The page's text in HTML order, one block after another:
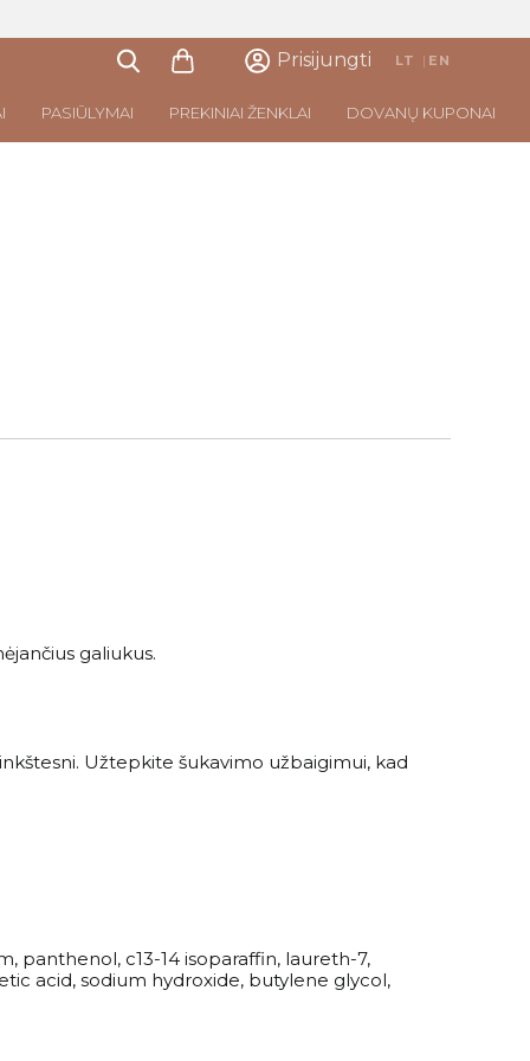
Prisijungti LT | EN
PASIŪLYMAI PREKINIAI ŽENKLAI DOVANŲ KUPONAI
galiukus.
Užtepkite šukavimo užbaigimui, kad
panthenol, c13-14 isoparaffin, laureth-7,
acid, sodium hydroxide, butylene glycol,